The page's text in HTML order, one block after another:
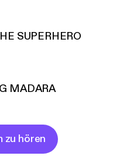
SUPERHERO
MADARA
zu hören